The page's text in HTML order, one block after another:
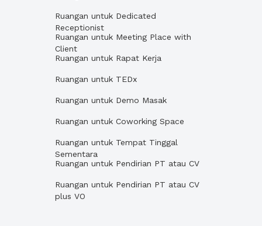
Ruangan untuk Dedicated
Receptionist
Ruangan untuk Meeting Place with
Client
Ruangan untuk Rapat Kerja
Ruangan untuk TEDx
Ruangan untuk Demo Masak
Ruangan untuk Coworking Space
Ruangan untuk Tempat Tinggal
Sementara
Ruangan untuk Pendirian PT atau CV
Ruangan untuk Pendirian PT atau CV
plus VO